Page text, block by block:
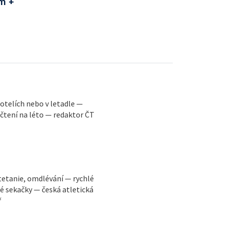
nebo v letadle —
na léto — redaktor ČT
omdlévání — rychlé
sekačky — česká atletická